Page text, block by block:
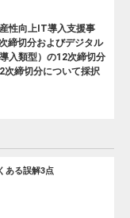
性向上IT導入支援事
締切分およびデジタル
入類型）の12次締切分
次締切分について採択
ある誤解3点